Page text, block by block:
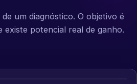
um diagnóstico. O objetivo é
existe potencial real de ganho.